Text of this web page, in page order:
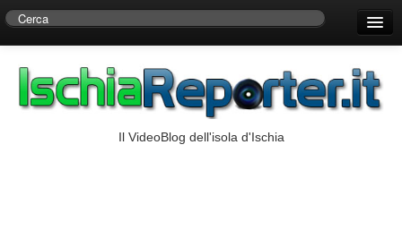
Centro di Ricerche Storiche D’Ambra
Il VideoBlog dell'isola d'Ischia